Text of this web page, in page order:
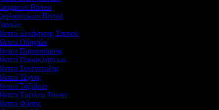
Βίντεο
Βίντεο
Ξενάγησης Σπιτιού
Οδηγιών
Παρουσίασης
Προσκλήσεων
Συνέντευξης
Τέχνης
Ταξιδιών
Τρέιλερ Teaser
Φύσης